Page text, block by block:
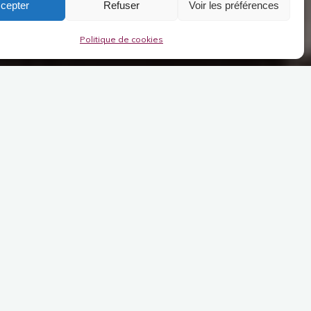
Refuser Voir les préférences
Politique de cookies